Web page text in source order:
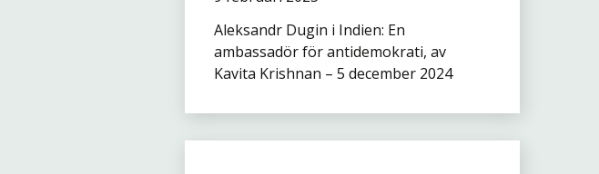
Aleksandr Dugin i Indien: En
ambassadör för antidemokrati, av
Kavita Krishnan – 5 december 2024